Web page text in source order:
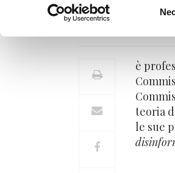
Professore di
è
teoria
le sue